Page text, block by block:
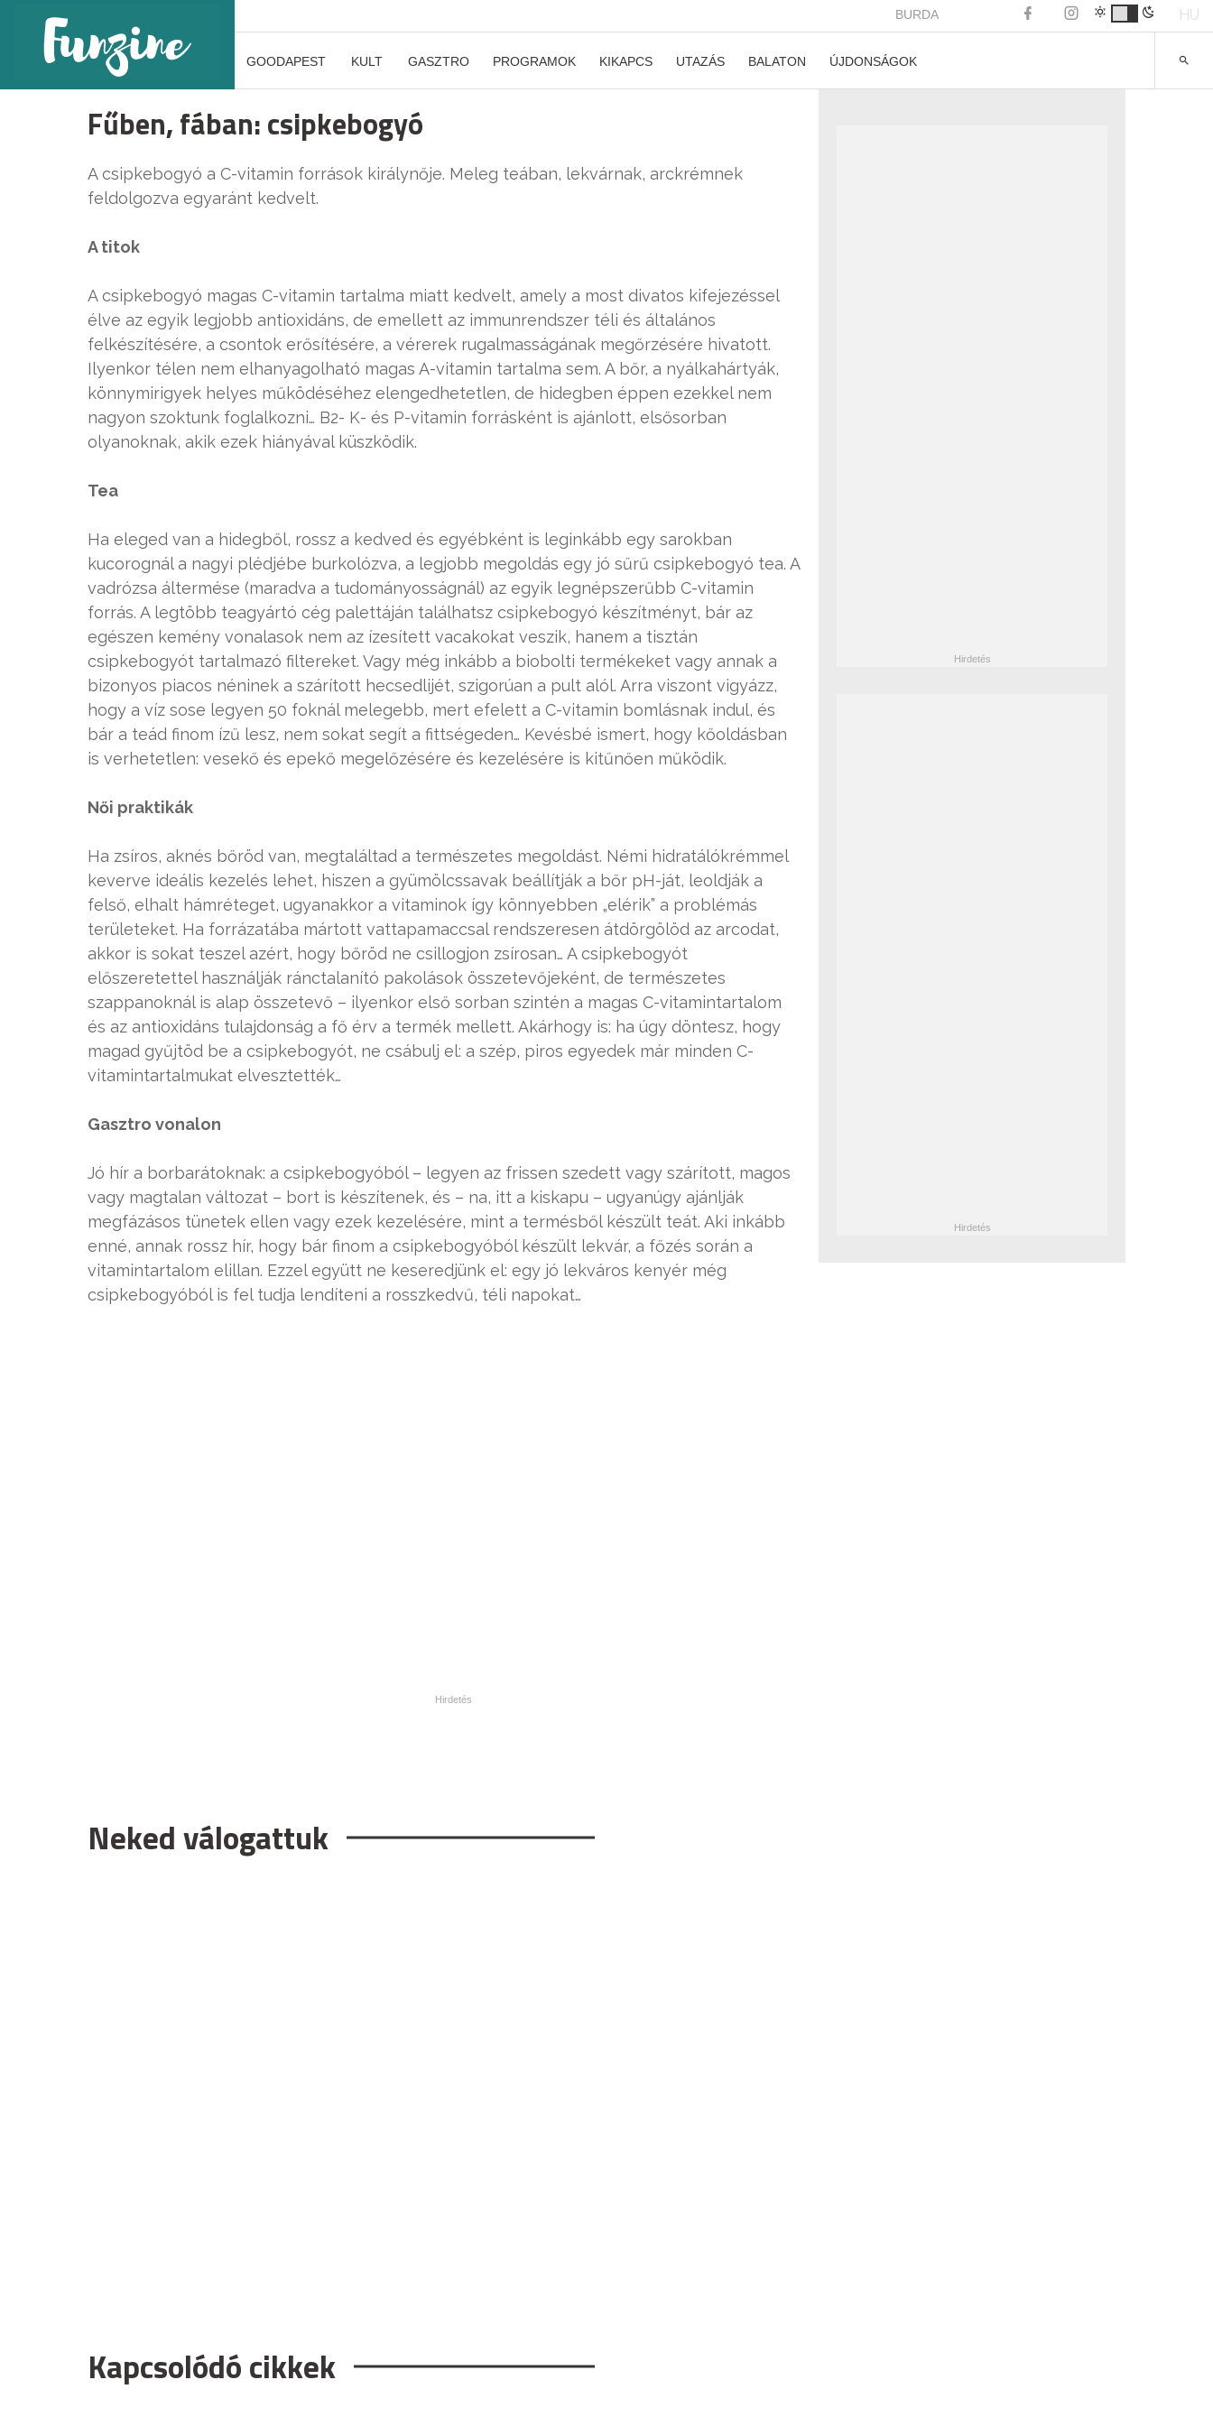
BURDA HU
GOODAPEST KULT GASZTRO PROGRAMOK KIKAPCS UTAZÁS BALATON ÚJDONSÁGOK
Fűben, fában: csipkebogyó
A csipkebogyó a C-vitamin források királynője. Meleg teában, lekvárnak, arckrémnek
feldolgozva egyaránt kedvelt.
A titok
A csipkebogyó magas C-vitamin tartalma miatt kedvelt, amely a most divatos kifejezéssel
élve az egyik legjobb antioxidáns, de emellett az immunrendszer téli és általános
felkészítésére, a csontok erősítésére, a vérerek rugalmasságának megőrzésére hivatott.
Ilyenkor télen nem elhanyagolható magas A-vitamin tartalma sem. A bőr, a nyálkahártyák,
könnymirigyek helyes működéséhez elengedhetetlen, de hidegben éppen ezekkel nem
nagyon szoktunk foglalkozni… B2- K- és P-vitamin forrásként is ajánlott, elsősorban
olyanoknak, akik ezek hiányával küszködik.
Tea
Ha eleged van a hidegből, rossz a kedved és egyébként is leginkább egy sarokban
kucorognál a nagyi plédjébe burkolózva, a legjobb megoldás egy jó sűrű csipkebogyó tea. A
vadrózsa áltermése (maradva a tudományosságnál) az egyik legnépszerűbb C-vitamin
forrás. A legtöbb teagyártó cég palettáján találhatsz csipkebogyó készítményt, bár az
egészen kemény vonalasok nem az ízesített vacakokat veszik, hanem a tisztán
csipkebogyót tartalmazó filtereket. Vagy még inkább a biobolti termékeket vagy annak a
bizonyos piacos néninek a szárított hecsedlijét, szigorúan a pult alól. Arra viszont vigyázz,
hogy a víz sose legyen 50 foknál melegebb, mert efelett a C-vitamin bomlásnak indul, és
bár a teád finom ízű lesz, nem sokat segít a fittségeden… Kevésbé ismert, hogy kőoldásban
is verhetetlen: vesekő és epekő megelőzésére és kezelésére is kitűnően működik.
Női praktikák
Ha zsíros, aknés bőröd van, megtaláltad a természetes megoldást. Némi hidratálókrémmel
keverve ideális kezelés lehet, hiszen a gyümölcssavak beállítják a bőr pH-ját, leoldják a
felső, elhalt hámréteget, ugyanakkor a vitaminok így könnyebben „elérik” a problémás
területeket. Ha forrázatába mártott vattapamaccsal rendszeresen átdörgölöd az arcodat,
akkor is sokat teszel azért, hogy bőröd ne csillogjon zsírosan… A csipkebogyót
előszeretettel használják ránctalanító pakolások összetevőjeként, de természetes
szappanoknál is alap összetevő – ilyenkor első sorban szintén a magas C-vitamintartalom
és az antioxidáns tulajdonság a fő érv a termék mellett. Akárhogy is: ha úgy döntesz, hogy
magad gyűjtöd be a csipkebogyót, ne csábulj el: a szép, piros egyedek már minden C-
vitamintartalmukat elvesztették…
Gasztro vonalon
Jó hír a borbarátoknak: a csipkebogyóból – legyen az frissen szedett vagy szárított, magos
vagy magtalan változat – bort is készítenek, és – na, itt a kiskapu – ugyanúgy ajánlják
megfázásos tünetek ellen vagy ezek kezelésére, mint a termésből készült teát. Aki inkább
enné, annak rossz hír, hogy bár finom a csipkebogyóból készült lekvár, a főzés során a
vitamintartalom elillan. Ezzel együtt ne keseredjünk el: egy jó lekváros kenyér még
csipkebogyóból is fel tudja lendíteni a rosszkedvű, téli napokat…
Neked válogattuk
Kapcsolódó cikkek